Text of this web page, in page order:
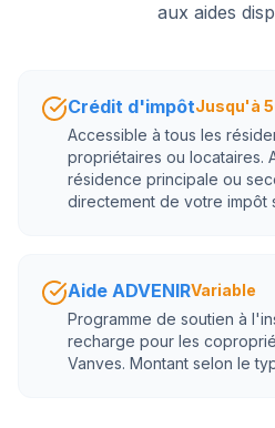
aux aides
Crédit d'impôtJusqu'à
Accessible à tous les
propriétaires ou locataires.
résidence principale ou
directement de votre impôt
Aide ADVENIRVariable
Programme de soutien à
recharge pour les
Vanves. Montant selon le